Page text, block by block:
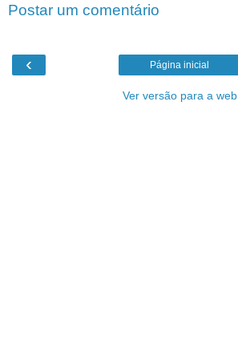
Postar um comentário
‹ Página inicial
Ver versão para a web